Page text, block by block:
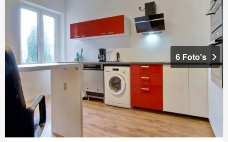
6 Foto's